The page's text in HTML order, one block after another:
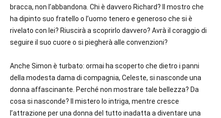
bracca, non l’abbandona. Chi è davvero Richard? Il mostro che
ha dipinto suo fratello o l’uomo tenero e generoso che si è
rivelato con lei? Riuscirà a scoprirlo davvero? Avrà il coraggio di
seguire il suo cuore o si piegherà alle convenzioni?
Anche Simon è turbato: ormai ha scoperto che dietro i panni
della modesta dama di compagnia, Celeste, si nasconde una
donna affascinante. Perché non mostrare tale bellezza? Da
cosa si nasconde? Il mistero lo intriga, mentre cresce
l’attrazione per una donna del tutto inadatta a diventare una